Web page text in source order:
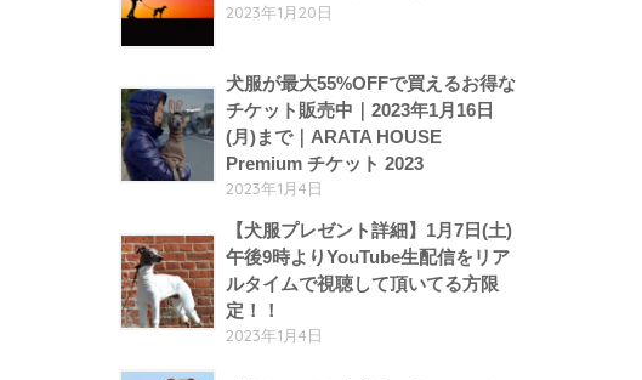
2023年1月20日
犬服が最大55%OFFで買えるお得な
チケット販売中｜2023年1月16日
(月)まで｜ARATA HOUSE
Premium チケット 2023
2023年1月4日
【犬服プレゼント詳細】1月7日(土)
午後9時よりYouTube生配信をリア
ルタイムで視聴して頂いてる方限
定！！
2023年1月4日